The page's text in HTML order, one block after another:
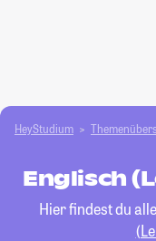
HeyStudium
Englisch
Hier findest du